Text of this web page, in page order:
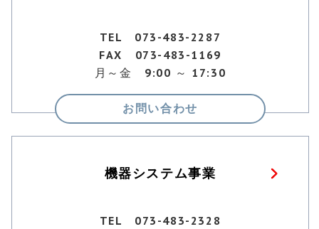
TEL 073-483-2287
FAX 073-483-1169
月～金 9:00 ～ 17:30
お問い合わせ
機器システム事業
TEL 073-483-2328